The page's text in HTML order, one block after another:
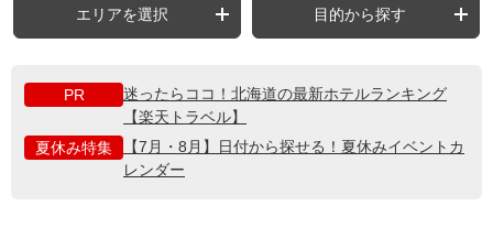
エリアを選択 目的から探す
PR
迷ったらココ！北海道の最新ホテルランキング
【楽天トラベル】
夏休み特集
【7月・8月】日付から探せる！夏休みイベントカ
レンダー